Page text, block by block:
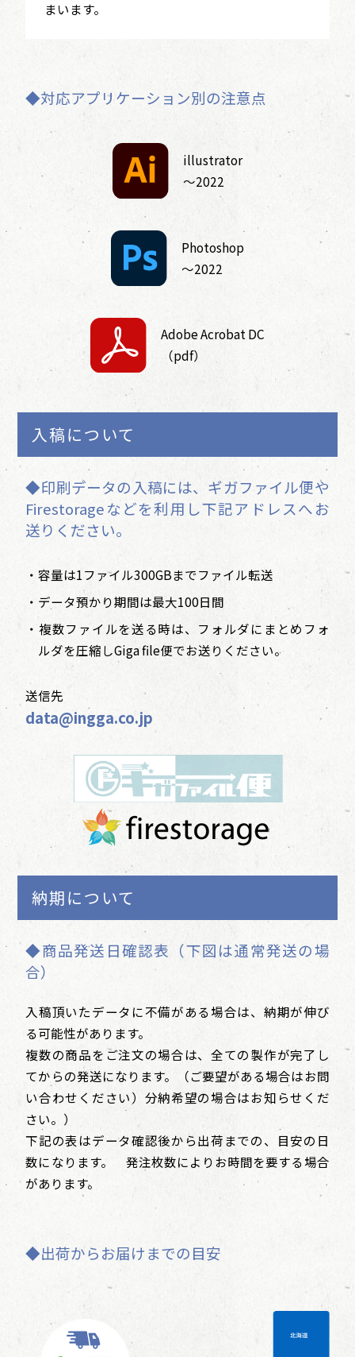
まいます。
◆対応アプリケーション別の注意点
illustrator
〜2022
Photoshop
〜2022
Adobe Acrobat DC
（pdf）
入稿について
◆印刷データの入稿には、ギガファイル便や
Firestorageなどを利用し下記アドレスへお
送りください。
・容量は1ファイル300GBまでファイル転送
・データ預かり期間は最大100日間
・複数ファイルを送る時は、フォルダにまとめフォ
ルダを圧縮しGiga file便でお送りください。
送信先
data@ingga.co.jp
納期について
◆商品発送日確認表（下図は通常発送の場
合）
入稿頂いたデータに不備がある場合は、納期が伸び
る可能性があります。
複数の商品をご注文の場合は、全ての製作が完了し
てからの発送になります。（ご要望がある場合はお問
い合わせください）分納希望の場合はお知らせくだ
さい。）
下記の表はデータ確認後から出荷までの、目安の日
数になります。 発注枚数によりお時間を要する場合
があります。
◆出荷からお届けまでの目安